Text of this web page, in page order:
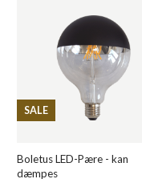
SALE
Boletus LED-Pære - kan
dæmpes